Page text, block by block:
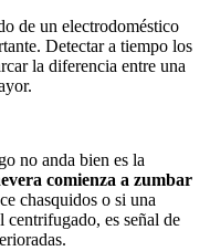
de un electrodoméstico
Detectar a tiempo los
la diferencia entre una
no anda bien es la
comienza a zumbar
chasquidos o si una
es señal de